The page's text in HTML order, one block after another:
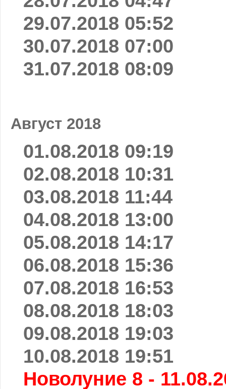
29.07.2018 05:52
30.07.2018 07:00
31.07.2018 08:09
Август 2018
01.08.2018 09:19
02.08.2018 10:31
03.08.2018 11:44
04.08.2018 13:00
05.08.2018 14:17
06.08.2018 15:36
07.08.2018 16:53
08.08.2018 18:03
09.08.2018 19:03
10.08.2018 19:51
Новолуние 8 -